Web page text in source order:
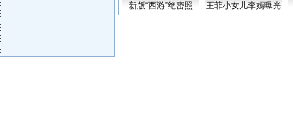
新版“西游”绝密照 王菲小女儿李嫣曝光